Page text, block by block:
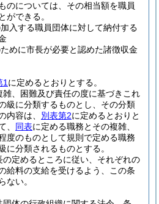
のについては、その相当額を職員
ができる。
入する職員団体に対して納付する
めに市長が必要と認めた諸徴収金
1 に定めるとおりとする。
、困難及び責任の度に基づきこれ
級に分類するものとし、その分類
内容は、 別表第2に定めるとおりと
、 同表に定める職務とその複雑、
度のものとして規則で定める職務
に分類されるものとする。
の定めるところに従い、それぞれの
給料の支給を受けるよう、この条
ない。